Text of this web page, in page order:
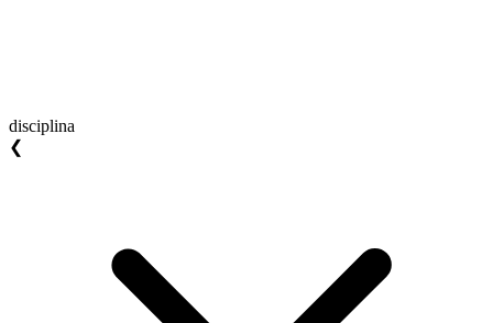
disciplina
❮